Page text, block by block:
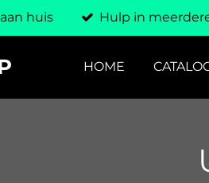
huis Hulp in
HOME